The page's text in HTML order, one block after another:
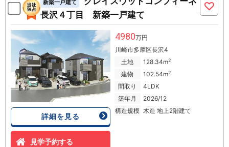
新築一戸建て
長沢４丁目 新築一戸建て
詳細を見る
見学予約する
4980万円
川崎市多摩区長沢4
土地
128.34m2
建物 102.54m2
間取り
4LDK
築年月
2026/12
構造規模 木造 地上2階建て